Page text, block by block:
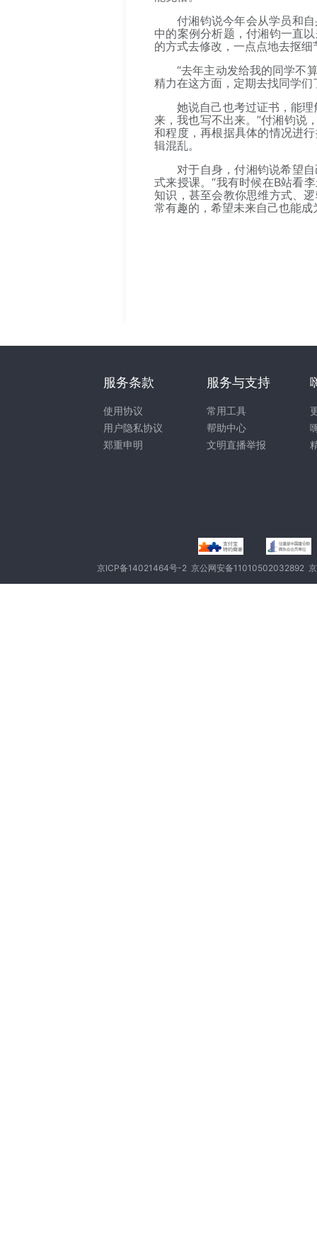
付湘钧说今年会从学员和
中的案例分析题，付湘钧一直
的方式去修改，一点点地去抠
“去年主动发给我的同学不
精力在这方面，定期去找同学
她说自己也考过证书，能
来，我也写不出来。”付湘钧说
和程度，再根据具体的情况进
辑混乱。
对于自身，付湘钧说希望
式来授课。“我有时候在B站看
知识，甚至会教你思维方式、
常有趣的，希望未来自己也能成
服务与支持
常用工具
帮助中心
文明直播举报
服务条款
使用协议
用户隐私协议
郑重申明
京ICP备14021464号-2 京公网安备11010502032892